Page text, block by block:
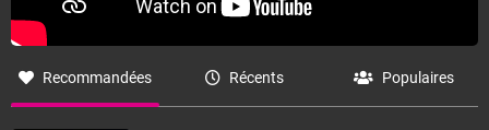
Recommandées Récents Populaires